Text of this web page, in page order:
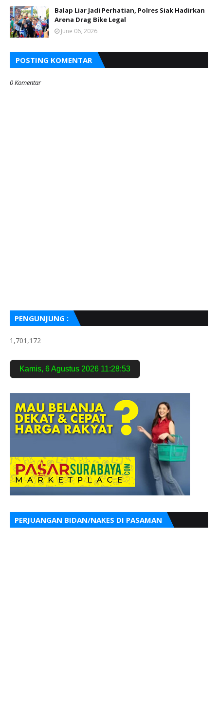
Balap Liar Jadi Perhatian, Polres Siak Hadirkan
Arena Drag Bike Legal
June 06, 2026
POSTING KOMENTAR
0 Komentar
PENGUNJUNG :
1,701,172
Kamis, 6 Agustus 2026 11:28:54
PERJUANGAN BIDAN/NAKES DI PASAMAN